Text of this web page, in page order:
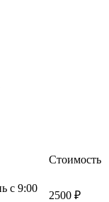
Стоимость
с 9:00
2500 ₽